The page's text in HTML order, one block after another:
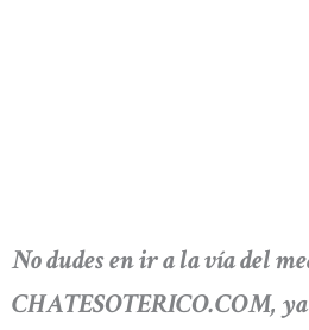
No dudes en ir a la vía del
CHATESOTERICO.COM,